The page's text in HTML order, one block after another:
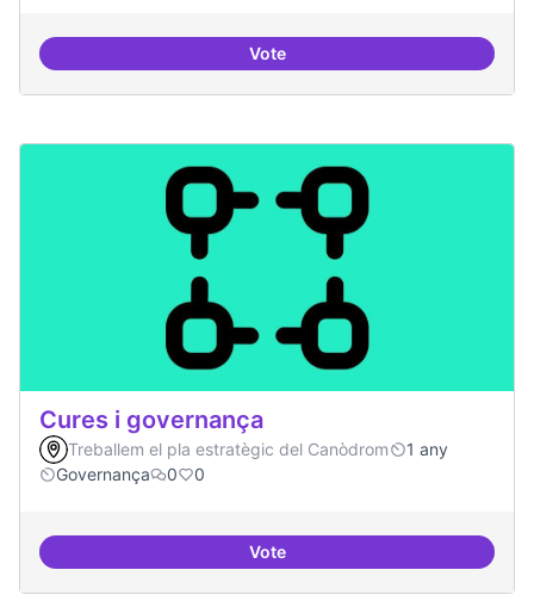
VoteCultura digital i tradicional
Cures i governança
Treballem el pla estratègic del Canòdrom
1 any
Governança
0 0
VoteCures i governança